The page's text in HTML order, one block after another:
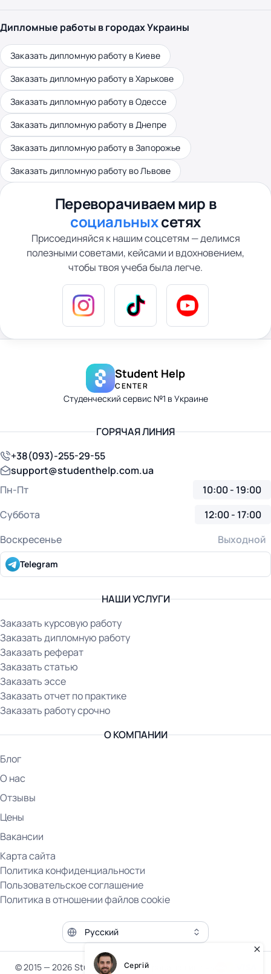
Дипломные работы в городах Украины
Заказать дипломную работу в Киеве
Заказать дипломную работу в Харькове
Заказать дипломную работу в Одессе
Заказать дипломную работу в Днепре
Заказать дипломную работу в Запорожье
Заказать дипломную работу во Львове
Переворачиваем мир в
социальныхсетях
Присоединяйся к нашим соцсетям — делимся
полезными советами, кейсами и вдохновением,
чтобы твоя учеба была легче.
Student Help
CENTER
Студенческий сервис №1 в Украине
НАШИ УСЛУГИ
Заказать курсовую работу
Заказать дипломную работу
Заказать реферат
Заказать статью
Заказать эссе
Заказать отчет по практике
Заказать работу срочно
О КОМПАНИИ
Блог
О нас
Отзывы
Цены
Вакансии
Карта сайта
Политика конфиденциальности
Пользовательское соглашение
Политика в отношении файлов cookie
ГОРЯЧАЯ ЛИНИЯ
+38(093)-255-29-55
support@studenthelp.com.ua
Пн-Пт
10:00 - 19:00
Суббота
12:00 - 17:00
Воскресенье
Выходной
Telegram
Язык сайта
© 2015 — 2026 Student Help. Все права защищены